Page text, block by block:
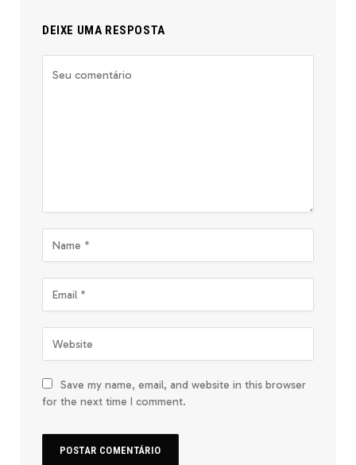
DEIXE UMA RESPOSTA
Save my name, email, and website in this browser
for the next time I comment.